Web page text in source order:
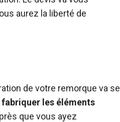
aurez la liberté de
de votre remorque va se
fabriquer les éléments
que vous ayez